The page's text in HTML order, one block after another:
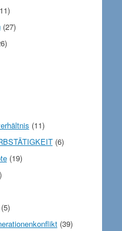
(27)
(11)
(6)
(19)
(39)